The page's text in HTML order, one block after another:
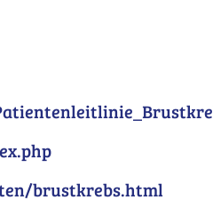
brustkrebs.html